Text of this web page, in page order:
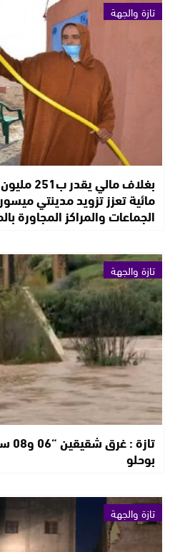
تازة والجهة
بغلاف
مائية تعزز تزويد مدينتي
الجماعات والمراكز المجاورة
تازة والجهة
بوحلو
تازة والجهة